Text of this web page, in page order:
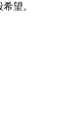
望。